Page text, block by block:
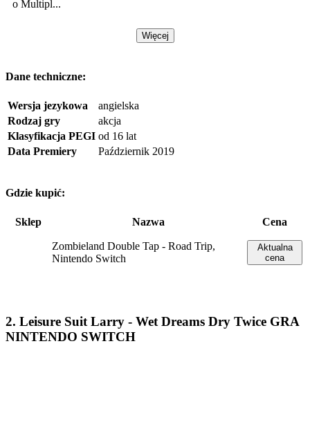
o Multipl...
Więcej
Dane techniczne:
Wersja jezykowa
angielska
Rodzaj gry
akcja
Klasyfikacja PEGI od 16 lat
Data Premiery
Październik 2019
Gdzie kupić:
Sklep Nazwa Cena
Zombieland Double Tap - Road Trip,
Nintendo Switch
Aktualna
cena
2. Leisure Suit Larry - Wet Dreams Dry Twice GRA
NINTENDO SWITCH